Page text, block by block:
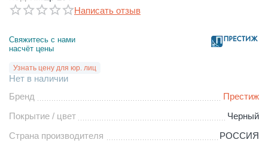
Написать отзыв
Свяжитесь с нами
насчёт цены
Узнать цену для юр. лиц
Нет в наличии
Бренд
Престиж
Покрытие / цвет
Черный
Страна производителя
РОССИЯ